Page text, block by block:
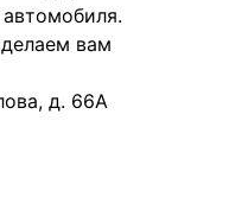
вам
д. 66А